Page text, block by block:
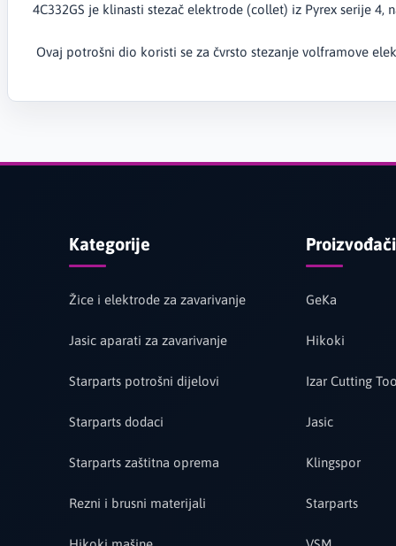
4C332GS je klinasti stezač elektrode (collet) iz Pyrex serije 4,
Ovaj potrošni dio koristi se za čvrsto stezanje volframove
Kategorije
Žice i elektrode za zavarivanje
Jasic aparati za zavarivanje
Starparts potrošni dijelovi
Starparts dodaci
Starparts zaštitna oprema
Rezni i brusni materijali
Proizvođači
GeKa
Hikoki
Izar Cutting
Jasic
Klingspor
Starparts